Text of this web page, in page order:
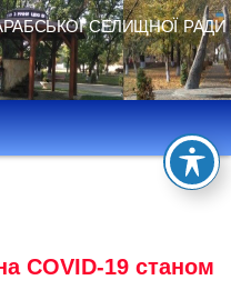
селищної ради
COVID-19 станом